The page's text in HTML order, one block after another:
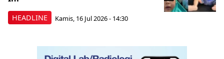
HEADLINE Kamis, 16 Jul 2026 - 14:30